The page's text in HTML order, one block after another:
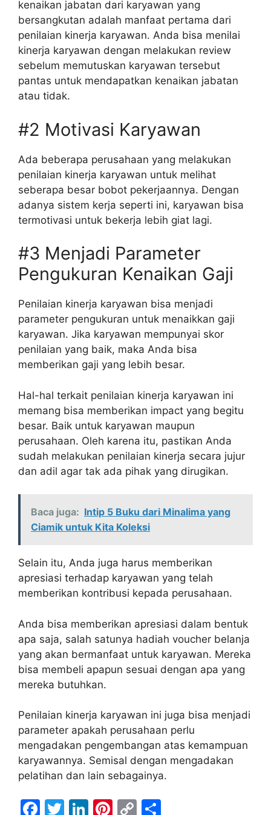
kenaikan jabatan dari karyawan yang
bersangkutan adalah manfaat pertama dari
penilaian kinerja karyawan. Anda bisa menilai
kinerja karyawan dengan melakukan review
sebelum memutuskan karyawan tersebut
pantas untuk mendapatkan kenaikan jabatan
atau tidak.
#2 Motivasi Karyawan
Ada beberapa perusahaan yang melakukan
penilaian kinerja karyawan untuk melihat
seberapa besar bobot pekerjaannya. Dengan
adanya sistem kerja seperti ini, karyawan bisa
termotivasi untuk bekerja lebih giat lagi.
#3 Menjadi Parameter
Pengukuran Kenaikan Gaji
Penilaian kinerja karyawan bisa menjadi
parameter pengukuran untuk menaikkan gaji
karyawan. Jika karyawan mempunyai skor
penilaian yang baik, maka Anda bisa
memberikan gaji yang lebih besar.
Hal-hal terkait penilaian kinerja karyawan ini
memang bisa memberikan impact yang begitu
besar. Baik untuk karyawan maupun
perusahaan. Oleh karena itu, pastikan Anda
sudah melakukan penilaian kinerja secara jujur
dan adil agar tak ada pihak yang dirugikan.
Baca juga: Intip 5 Buku dari Minalima yang
Ciamik untuk Kita Koleksi
Selain itu, Anda juga harus memberikan
apresiasi terhadap karyawan yang telah
memberikan kontribusi kepada perusahaan.
Anda bisa memberikan apresiasi dalam bentuk
apa saja, salah satunya hadiah voucher belanja
yang akan bermanfaat untuk karyawan. Mereka
bisa membeli apapun sesuai dengan apa yang
mereka butuhkan.
Penilaian kinerja karyawan ini juga bisa menjadi
parameter apakah perusahaan perlu
mengadakan pengembangan atas kemampuan
karyawannya. Semisal dengan mengadakan
pelatihan dan lain sebagainya.
F
T
Li Pi C